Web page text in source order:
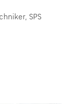
SPS